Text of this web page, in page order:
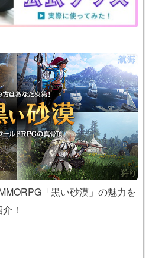
「黒い砂漠」の魅力を
介！